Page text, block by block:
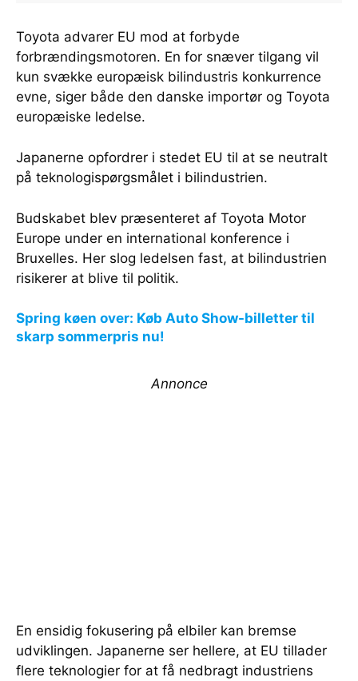
Toyota advarer EU mod at forbyde
forbrændingsmotoren. En for snæver tilgang vil
kun svække europæisk bilindustris konkurrence
evne, siger både den danske importør og Toyota
europæiske ledelse.
Japanerne opfordrer i stedet EU til at se neutralt
på teknologispørgsmålet i bilindustrien.
Budskabet blev præsenteret af Toyota Motor
Europe under en international konference i
Bruxelles. Her slog ledelsen fast, at bilindustrien
risikerer at blive til politik.
Spring køen over: Køb Auto Show-billetter til
skarp sommerpris nu!
Annonce
En ensidig fokusering på elbiler kan bremse
udviklingen. Japanerne ser hellere, at EU tillader
flere teknologier for at få nedbragt industriens